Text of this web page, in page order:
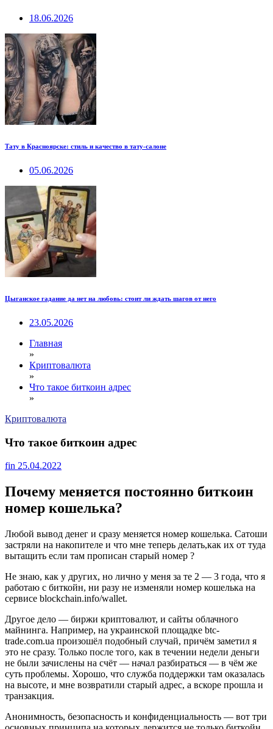
18.06.2026
Тату в Красноярске: стиль и качество в тату-салоне
05.06.2026
Цыганское гадание да нет на любовь: стоит ли ждать шагов от него
23.05.2026
Главная
»
Криптовалюта
»
Что такое биткоин адрес
»
Криптовалюта
Что такое биткоин адрес
fin 25.04.2022
Почему меняется постоянно биткоин
номер кошелька?
Любой вывод денег и сразу меняется номер кошелька. Сатоши
застряли на накопителе и что мне теперь делать,как их от туда
вытащить если там прописан старый номер ?
Не знаю, как у других, но лично у меня за те 2 — 3 года, что я
работаю с биткойн, ни разу не изменяли номер кошелька на
сервисе blockchain.info/wallet.
Другое дело — биржи криптовалют, и сайты облачного
майнинга. Например, на украинской площадке btc-
trade.com.ua произошёл подобный случай, причём заметил я
это не сразу. Только после того, как в течении недели деньги
не были зачислены на счёт — начал разбираться — в чём же
суть проблемы. Хорошо, что служба поддержки там оказалась
на высоте, и мне возвратили старый адрес, а вскоре прошла и
транзакция.
Анонимность, безопасность и конфиденциальность — вот три